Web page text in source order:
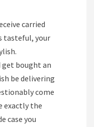
carried
tasteful, your
get bought an
be delivering
come
exactly the
case you